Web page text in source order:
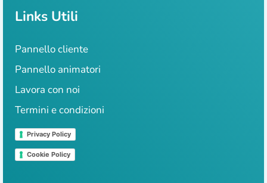
Links Utili
Pannello cliente
Pannello animatori
Lavora con noi
Termini e condizioni
Privacy Policy
Cookie Policy